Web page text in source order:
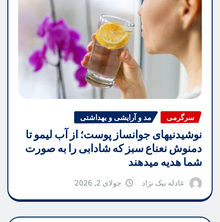
سرگرمی مد و آرایشی و بهداشتی
نوشیدنیهای جوانساز پوست؛ از آب لیمو تا
دمنوش نعناع سبز که شادابی را به صورت
شما هدیه میدهند
عادله نیک نژاد جولای 2, 2026